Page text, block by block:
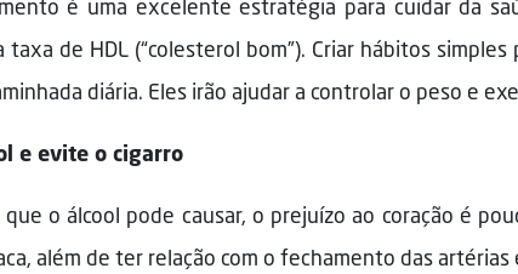
é uma excelente estratégia para cuidar da
de HDL (“colesterol bom”). Criar hábitos
diária. Eles irão ajudar a controlar o peso e
e evite o cigarro
o álcool pode causar, o prejuízo ao coração é
além de ter relação com o fechamento das